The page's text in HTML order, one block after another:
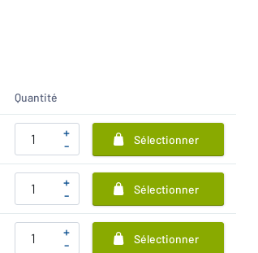
Quantité
+
-
Sélectionner
+
-
Sélectionner
+
-
Sélectionner